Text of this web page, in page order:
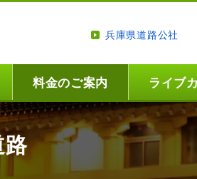
兵庫県道路公社
料金のご案内 ライブ
路